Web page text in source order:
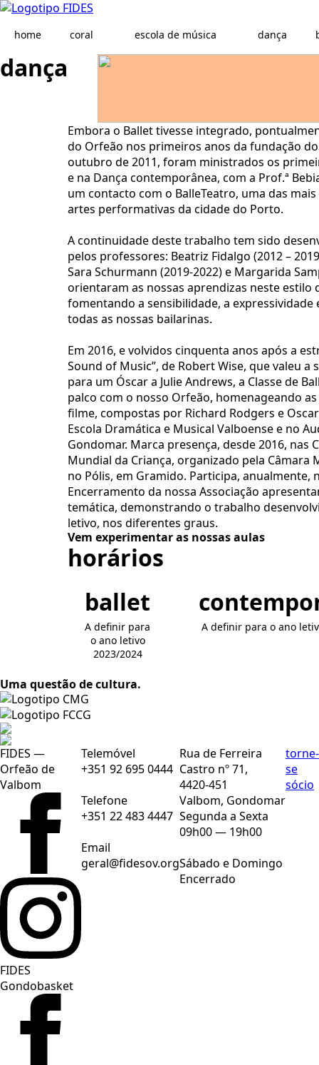
home coral escola de música dança
dança
Embora o Ballet tivesse integrado,
do Orfeão nos primeiros anos da fundação do
outubro de 2011, foram ministrados os
e na Dança contemporânea, com a Prof.ª
um contacto com o BalleTeatro, uma das
artes performativas da cidade do Porto.
A continuidade deste trabalho tem sido
pelos professores: Beatriz Fidalgo (2012 –
Sara Schurmann (2019-2022) e Margarida
orientaram as nossas aprendizas neste estilo
fomentando a sensibilidade, a expressividade
todas as nossas bailarinas.
Em 2016, e volvidos cinquenta anos após a
Sound of Music”, de Robert Wise, que valeu a
para um Óscar a Julie Andrews, a Classe de
palco com o nosso Orfeão, homenageando
filme, compostas por Richard Rodgers e
Escola Dramática e Musical Valboense e no
Gondomar. Marca presença, desde 2016, nas
Mundial da Criança, organizado pela Câmara
no Pólis, em Gramido. Participa, anualmente,
Encerramento da nossa Associação
temática, demonstrando o trabalho
letivo, nos diferentes graus.
Vem experimentar as nossas aulas
horários
ballet
A definir para
o ano letivo
2023/2024
A definir para o ano
Uma questão de cultura.
FIDES —
Orfeão de
Valbom
FIDES
Gondobasket
Telemóvel
+351 92 695 0444
Telefone
+351 22 483 4447
Email
geral@fidesov.org
Rua de Ferreira
Castro nº 71,
4420-451
Valbom, Gondomar
Segunda a Sexta
09h00 — 19h00
Sábado e Domingo
Encerrado
torne-
se
sócio